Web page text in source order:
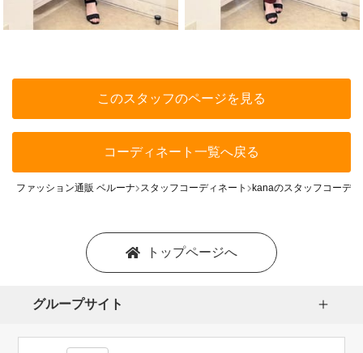
このスタッフのページを見る
コーディネート一覧へ戻る
ファッション通販 ベルーナ スタッフコーディネート kanaのスタッフコーデ
トップページへ
グループサイト